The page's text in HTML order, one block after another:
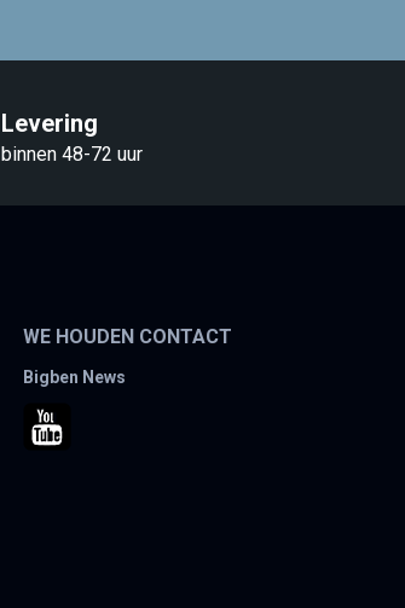
Levering
binnen 48-72 uur
WE HOUDEN CONTACT
Bigben News